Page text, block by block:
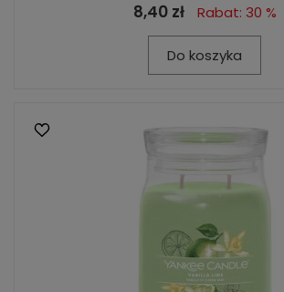
8,40 zł Rabat: 30 %
Do koszyka